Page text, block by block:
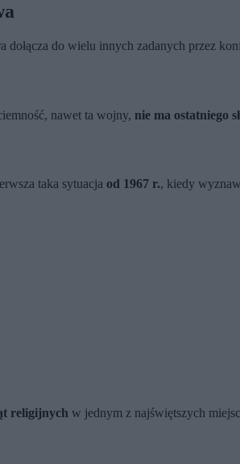
dołącza do wielu innych zadanych przez
nawet ta wojny, nie ma ostatniego
taka sytuacja od 1967 r., kiedy
religijnych w jednym z najświętszych